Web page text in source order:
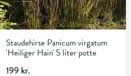
Staudehirse Panicum virgatum
'Heiliger Hain' 5 liter potte
199 kr.